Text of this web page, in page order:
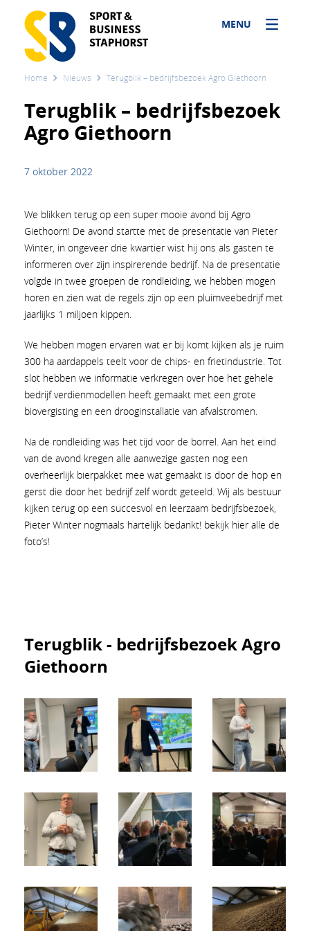
MENU
Home Nieuws Terugblik – bedrijfsbezoek Agro Giethoorn
Terugblik – bedrijfsbezoek
Agro Giethoorn
7 oktober 2022
We blikken terug op een super mooie avond bij Agro
Giethoorn! De avond startte met de presentatie van Pieter
Winter, in ongeveer drie kwartier wist hij ons als gasten te
informeren over zijn inspirerende bedrijf. Na de presentatie
volgde in twee groepen de rondleiding, we hebben mogen
horen en zien wat de regels zijn op een pluimveebedrijf met
jaarlijks 1 miljoen kippen.
We hebben mogen ervaren wat er bij komt kijken als je ruim
300 ha aardappels teelt voor de chips- en frietindustrie. Tot
slot hebben we informatie verkregen over hoe het gehele
bedrijf verdienmodellen heeft gemaakt met een grote
biovergisting en een drooginstallatie van afvalstromen.
Na de rondleiding was het tijd voor de borrel. Aan het eind
van de avond kregen alle aanwezige gasten nog een
overheerlijk bierpakket mee wat gemaakt is door de hop en
gerst die door het bedrijf zelf wordt geteeld. Wij als bestuur
kijken terug op een succesvol en leerzaam bedrijfsbezoek,
Pieter Winter nogmaals hartelijk bedankt! bekijk hier alle de
foto’s!
Terugblik - bedrijfsbezoek Agro
Giethoorn